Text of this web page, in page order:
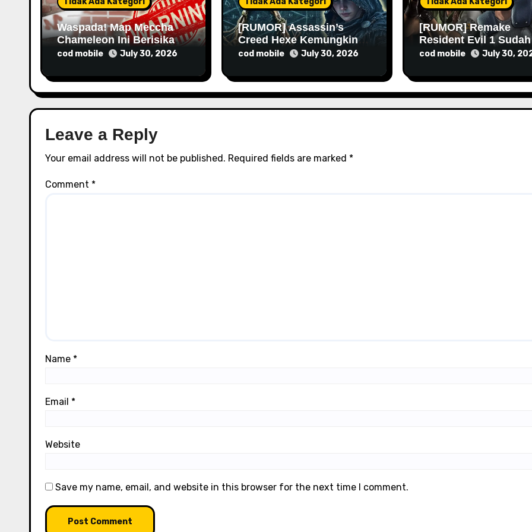
o
n
Waspada! Map Meccha
Chameleon Ini Berisikan
Malware
cod mobile July 30, 2026
[RUMOR] Assassin’s
Creed Hexe Kemungkinan
Rilis Lebih Lama Lagi
cod mobile July 30, 2026
[RUMOR] Remake
Resident Evil 1 Sudah
Masuk Tahap Pre-
Lalu
cod mobile July 30,
Leave a Reply
Your email address will not be published. Required fields are marked *
Comment *
Name *
Email *
Website
Save my name, email, and website in this browser for the next time I comment.